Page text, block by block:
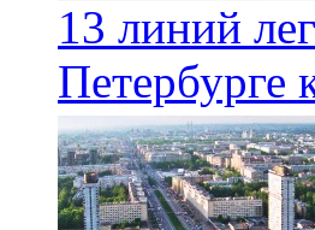
13 линий
Петербурге